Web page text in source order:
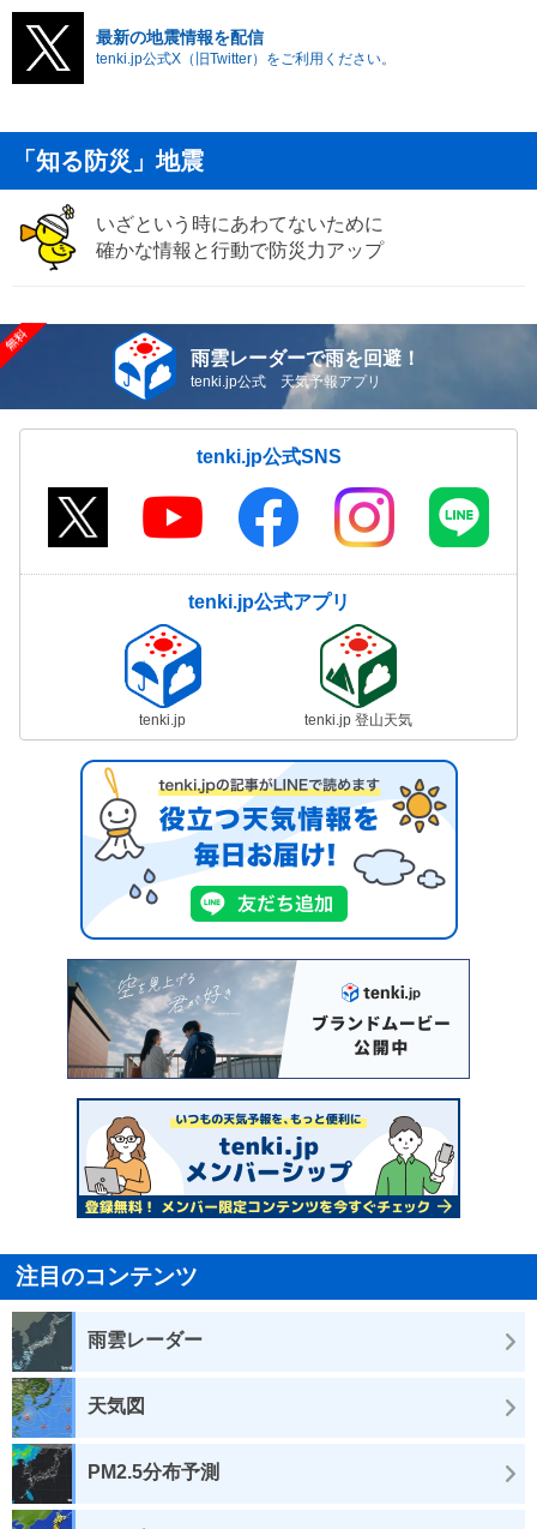
最新の地震情報を配信
tenki.jp公式X（旧Twitter）をご利用ください。
「知る防災」地震
いざという時にあわてないために
確かな情報と行動で防災力アップ
雨雲レーダーで雨を回避！
tenki.jp公式 天気予報アプリ
tenki.jp公式SNS
tenki.jp公式アプリ
tenki.jp tenki.jp 登山天気
注目のコンテンツ
雨雲レーダー
天気図
PM2.5分布予測